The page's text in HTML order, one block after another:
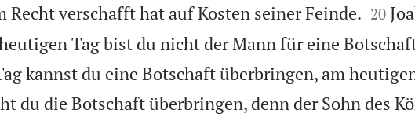
Recht verschafft hat auf Kosten seiner Feinde.
20
Tag bist du nicht der Mann für eine
kannst du eine Botschaft überbringen, am
du die Botschaft überbringen, denn der Sohn des